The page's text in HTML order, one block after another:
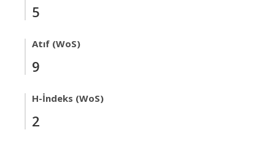
5
Atıf (WoS)
9
H-İndeks (WoS)
2